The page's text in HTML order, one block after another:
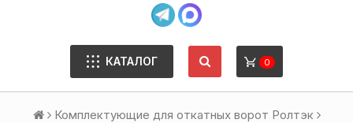
КАТАЛОГ 0
Комплектующие для откатных ворот Ролтэк